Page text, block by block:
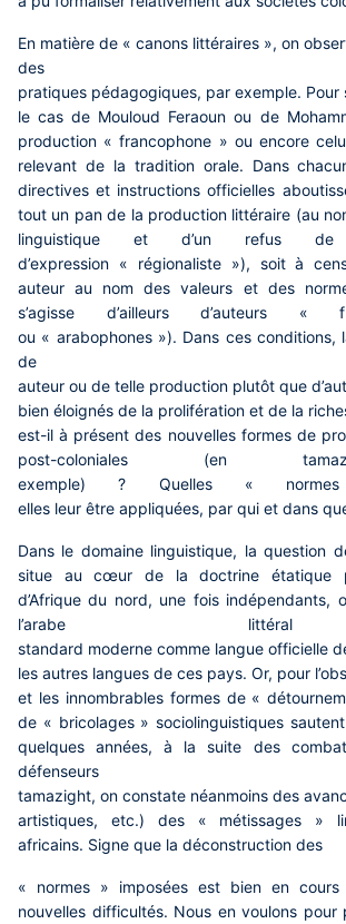
En matière de « canons littéraires », on
des
pratiques pédagogiques, par exemple. Pour
le cas de Mouloud Feraoun ou de
production « francophone » ou encore
relevant de la tradition orale. Dans
directives et instructions officielles
tout un pan de la production littéraire (au
linguistique et d’un refus
d’expression « régionaliste »), soit à
auteur au nom des valeurs et des
s’agisse d’ailleurs d’auteurs «
ou « arabophones »). Dans ces conditions,
de
auteur ou de telle production plutôt que
bien éloignés de la prolifération et de la
est-il à présent des nouvelles formes de
post-coloniales (en
exemple) ? Quelles «
elles leur être appliquées, par qui et dans
Dans le domaine linguistique, la question
situe au cœur de la doctrine étatique
d’Afrique du nord, une fois indépendants,
l’arabe
standard moderne comme langue officielle
les autres langues de ces pays. Or, pour
et les innombrables formes de «
de « bricolages » sociolinguistiques
quelques années, à la suite des
tamazight, on constate néanmoins des
artistiques, etc.) des « métissages »
africains. Signe que la déconstruction des
« normes » imposées est bien en
nouvelles difficultés. Nous en voulons pour